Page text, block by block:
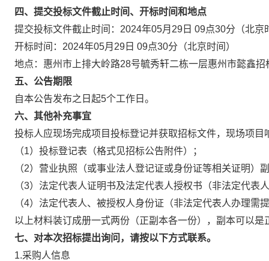
四、提交投标文件截止时间、开标时间和地点
提交投标文件截止时间：2024年05月29日 09点30分（北京
开标时间：2024年05月29日 09点30分（北京时间）
地点：惠州市上排大岭路28号毓秀轩二栋一层惠州市懿鑫
五、公告期限
自本公告发布之日起5个工作日。
六、其他补充事宜
投标人应现场完成项目投标登记并获取招标文件，现场项
（1）投标登记表（格式见招标公告附件）；
（2）营业执照（或事业法人登记证或身份证等相关证明）
（3）法定代表人证明书及法定代表人授权书（非法定代表
（4）法定代表人、被授权人身份证（非法定代表人办理需
以上材料装订成册一式两份（正副本各一份），副本可以是
七、对本次招标提出询问，请按以下方式联系。
1.采购人信息